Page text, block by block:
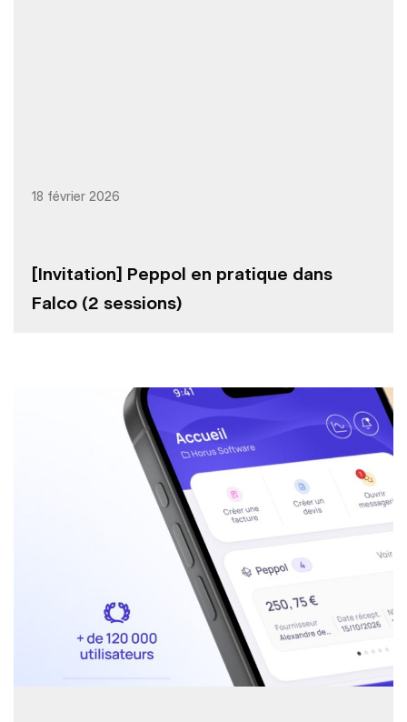
[Invitation] Peppol en pratique dans
Falco (2 sessions)
18 février 2026